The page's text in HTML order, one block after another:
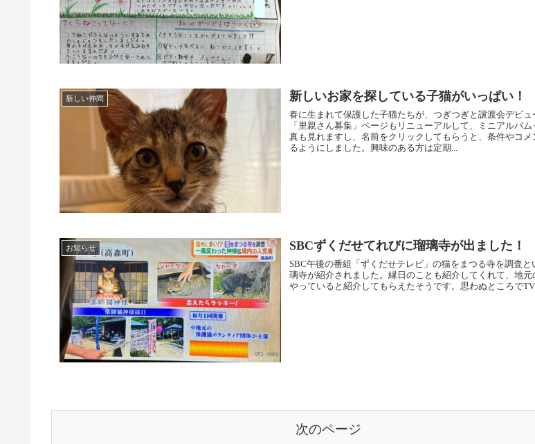
新しい仲間 新しいお家を探している子猫がいっぱい！
春に生まれて保護した子猫たちが、つぎつぎと譲渡会デビュ
「里親さん募集」ページもリニューアルして、ミニアルバ
真も見れますし、名前をクリックしてもらうと、条件やコ
るようにしました。興味のある方は定期...
お知らせ SBCずくだせてれびに瑠璃寺が出ました！
SBC午後の番組「ずくだせテレビ」の猫をまつる寺を調査と
璃寺が紹介されました。縁日のことも紹介してくれて、地
やっていると紹介してもらえたそうです。思わぬところでTV
次のページ